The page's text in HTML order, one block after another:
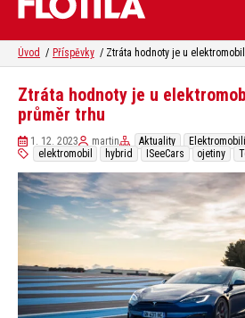
Úvod Příspěvky
Ztráta hodnoty je u
průměr trhu
1. 12. 2023 martin Aktuality
elektromobil
hybrid ISeeCars ojetiny